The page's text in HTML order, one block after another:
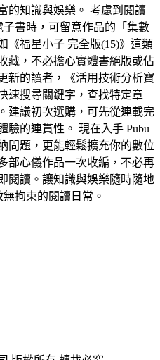
的知識與娛樂。 考慮到閱讀
子書時，可留意作品的「集數
《福星小子 完全版(15)》這類
藏，不必擔心實體書絕版或佔
新的讀者，《活用技術分析寶
速搜尋關鍵字，查找特定章
建議初次選購，可先從連載完
驗的連貫性。 現在入手 Pubu
問題，更能輕鬆擴充你的數位
部心儀作品一次收編，不必再
閱讀。讓知識與娛樂隨時隨地
拘束的閱讀日常。